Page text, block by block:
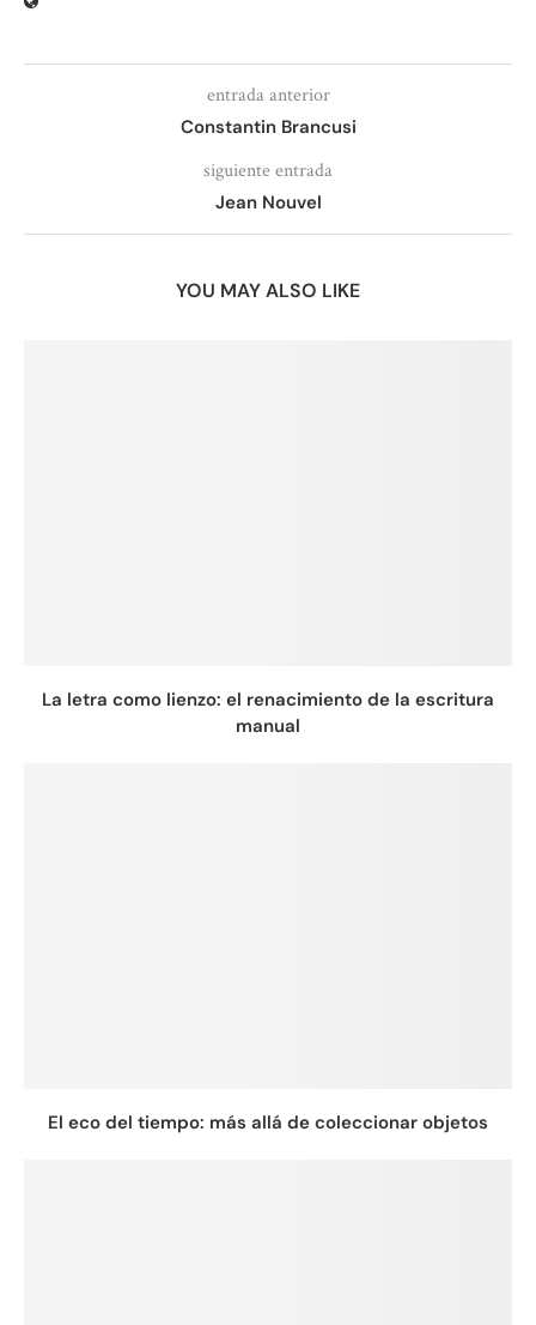
entrada anterior
Constantin Brancusi
siguiente entrada
Jean Nouvel
YOU MAY ALSO LIKE
La letra como lienzo: el renacimiento de la escritura
manual
El eco del tiempo: más allá de coleccionar objetos